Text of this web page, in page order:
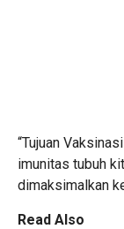
“Tujuan
imunitas tubuh
dimaksimalkan
Read Also